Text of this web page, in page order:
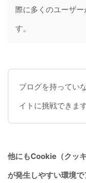
際に多くのユーザ
す。
ブログを持ってい
イトに挑戦できます
他にもCookie（クッ
が発生しやすい環境で